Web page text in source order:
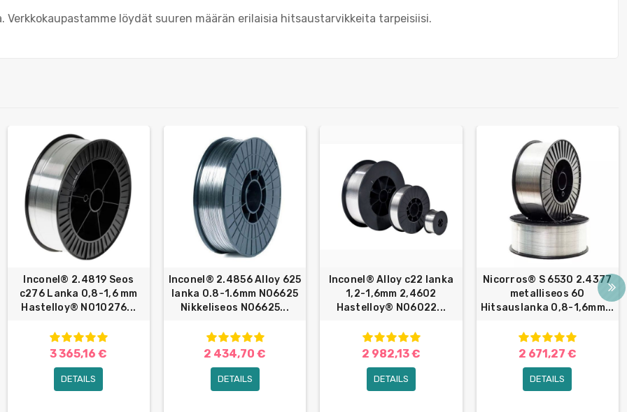
löydät suuren määrän erilaisia hitsaustarvikkeita tarpeisiisi.
Inconel® 2.4819 Seos
c276 Lanka 0,8-1,6 mm
Hastelloy® N010276...
3 365,16 €
DETAILS
Inconel® 2.4856 Alloy 625
lanka 0.8-1.6mm N06625
Nikkeliseos N06625...
2 434,70 €
DETAILS
Inconel® Alloy c22 lanka
1,2-1,6mm 2,4602
Hastelloy® N06022...
2 982,13 €
DETAILS
Nicorros® S 6530 2.4377
metalliseos 60
Hitsauslanka 0,8-1,6mm...
2 671,27 €
DETAILS